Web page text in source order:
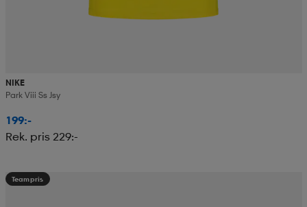
NIKE
Park Viii Ss Jsy
199:-
Rek. pris 229:-
Teampris